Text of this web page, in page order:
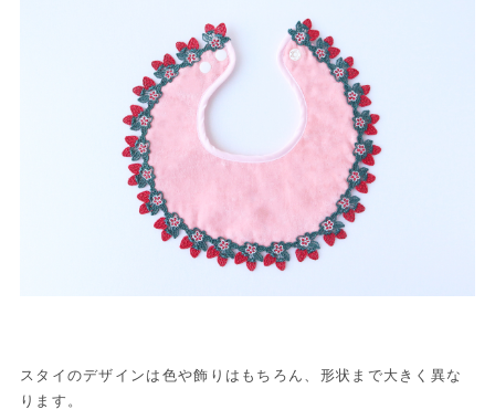
スタイのデザインは色や飾りはもちろん、形状まで大きく異な
ります。